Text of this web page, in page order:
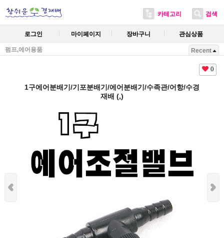
카테고리 검색
로그인 마이페이지 장바구니 관심상품
펌프,에어용품 Recent
0
1구에어분배기/기포분배기/에어분배기/수족관/어항/수경
재배 (,)